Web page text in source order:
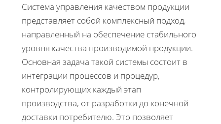
Система управления качеством продукции
представляет собой комплексный подход,
направленный на обеспечение стабильного
уровня качества производимой продукции.
Основная задача такой системы состоит в
интеграции процессов и процедур,
контролирующих каждый этап
производства, от разработки до конечной
доставки потребителю. Это позволяет